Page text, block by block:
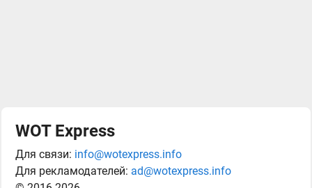
WOT Express
Для связи: info@wotexpress.info
Для рекламодателей: ad@wotexpress.info